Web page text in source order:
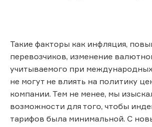
Такие факторы как инфляция,
перевозчиков, изменение
учитываемого при
не могут не влиять на политику
компании. Тем не менее, мы
возможности для того, чтобы
тарифов была минимальной. С